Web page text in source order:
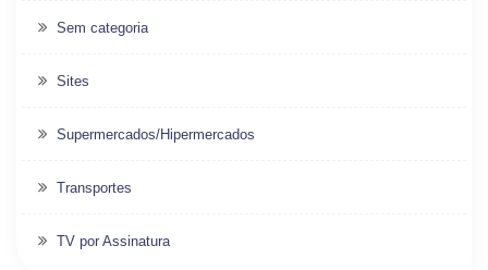
Sem categoria
Sites
Supermercados/Hipermercados
Transportes
TV por Assinatura